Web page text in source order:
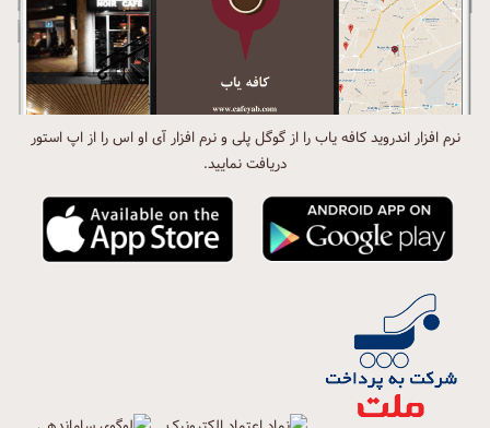
نرم افزار اندروید کافه یاب را از گوگل پلی و نرم افزار آی او اس را از اپ استور
دریافت نمایید.